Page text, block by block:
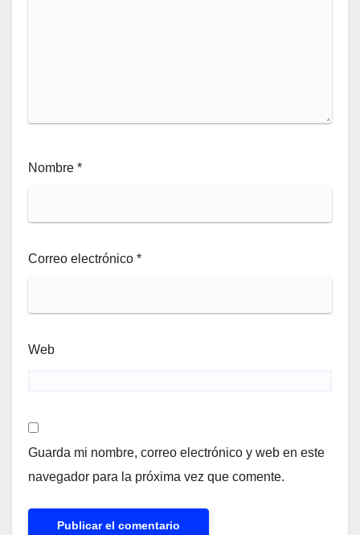
Nombre *
Correo electrónico *
Web
Guarda mi nombre, correo electrónico y web en este
navegador para la próxima vez que comente.